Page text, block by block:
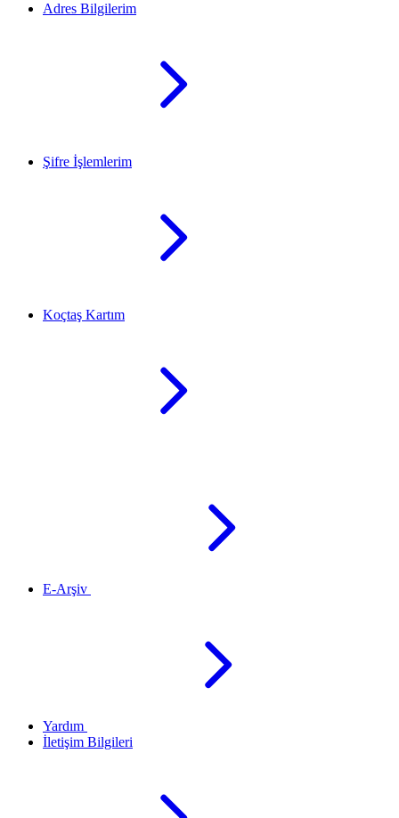
Adres Bilgilerim
Şifre İşlemlerim
Koçtaş Kartım
E-Arşiv
Yardım
İletişim Bilgileri